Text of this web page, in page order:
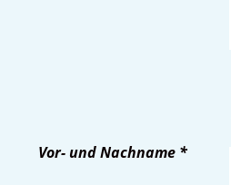
Vor- und Nachname *